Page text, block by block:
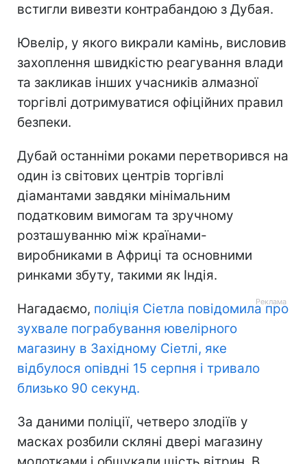
встигли вивезти контрабандою з Дубая.
Ювелір, у якого викрали камінь, висловив
захоплення швидкістю реагування влади
та закликав інших учасників алмазної
торгівлі дотримуватися офіційних правил
безпеки.
Дубай останніми роками перетворився на
один із світових центрів торгівлі
діамантами завдяки мінімальним
податковим вимогам та зручному
розташуванню між країнами-
виробниками в Африці та основними
ринками збуту, такими як Індія.
Нагадаємо, поліція Сіетла повідомила про
зухвале пограбування ювелірного
магазину в Західному Сіетлі, яке
відбулося опівдні 15 серпня і тривало
близько 90 секунд.
За даними поліції, четверо злодіїв у
масках розбили скляні двері магазину